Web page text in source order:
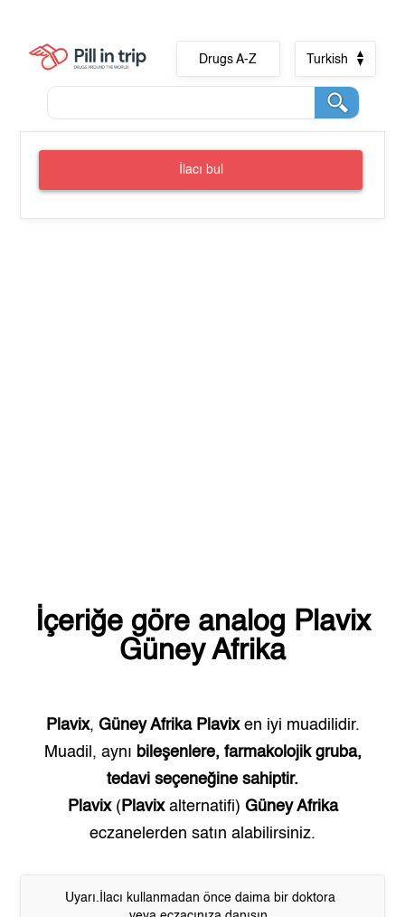
Drugs A-Z Turkish
İlacı bul
İçeriğe göre analog Plavix
Güney Afrika
Plavix, Güney Afrika Plavixen iyi muadilidir.
Muadil, aynı bileşenlere, farmakolojik gruba,
tedavi seçeneğine sahiptir.
Plavix( Plavixalternatifi) Güney Afrika
eczanelerden satın alabilirsiniz.
Uyarı.İlacı kullanmadan önce daima bir doktora